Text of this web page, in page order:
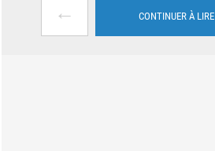
← CONTINUER À LIRE